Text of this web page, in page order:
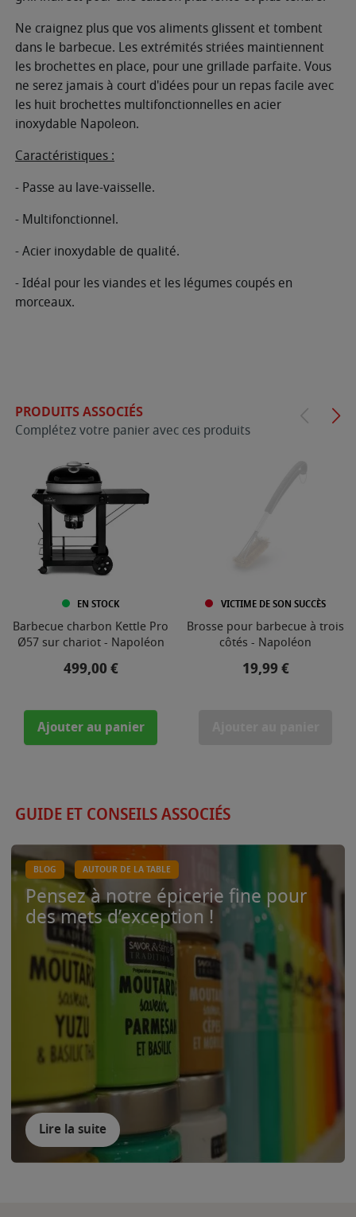
Ne craignez plus que vos aliments glissent et tombent
dans le barbecue. Les extrémités striées maintiennent
les brochettes en place, pour une grillade parfaite. Vous
ne serez jamais à court d'idées pour un repas facile avec
les huit brochettes multifonctionnelles en acier
inoxydable Napoleon.
Caractéristiques :
- Passe au lave-vaisselle.
- Multifonctionnel.
- Acier inoxydable de qualité.
- Idéal pour les viandes et les légumes coupés en
morceaux.
PRODUITS ASSOCIÉS
Complétez votre panier avec ces produits
EN STOCK
Barbecue charbon Kettle Pro
Ø57 sur chariot - Napoléon
Prix
499,00 €
Ajouter au panier
VICTIME DE SON SUCCÈS
Brosse pour barbecue à trois
côtés - Napoléon
Prix
19,99 €
GUIDE ET CONSEILS ASSOCIÉS
BLOG AUTOUR DE LA TABLE
Pensez à notre épicerie fine pour
des mets d’exception !
Lire la suite